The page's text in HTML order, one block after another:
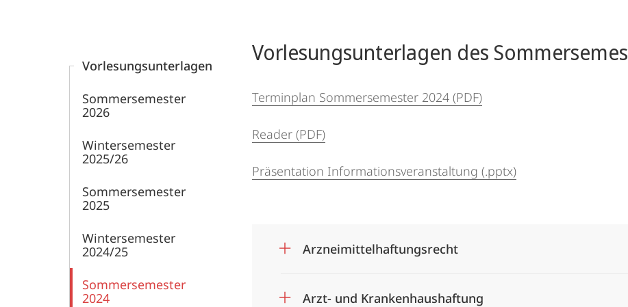
Vorlesungs­unterlagen
Sommersemester
2026
Wintersemester
2025/26
Sommersemester
2025
Wintersemester
2024/25
Sommersemester
2024
Vorlesungsunterlagen des
Terminplan Sommersemester 2024 (PDF)
Reader (PDF)
Präsentation Informationsveranstaltung (.pptx)
Arzneimittelhaftungsrecht
Arzt- und Krankenhaushaftung